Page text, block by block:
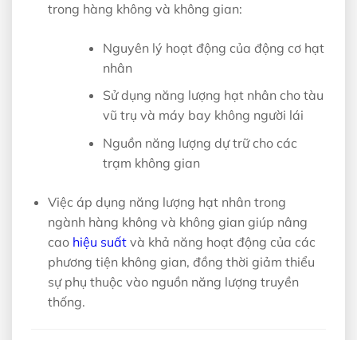
trong hàng không và không gian:
Nguyên lý hoạt động của động cơ hạt
nhân
Sử dụng năng lượng hạt nhân cho tàu
vũ trụ và máy bay không người lái
Nguồn năng lượng dự trữ cho các
trạm không gian
Việc áp dụng năng lượng hạt nhân trong
ngành hàng không và không gian giúp nâng
cao hiệu suấtvà khả năng hoạt động của các
phương tiện không gian, đồng thời giảm thiểu
sự phụ thuộc vào nguồn năng lượng truyền
thống.